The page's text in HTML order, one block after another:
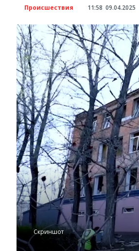
Происшествия 11:58 09.04.2025
Скриншот